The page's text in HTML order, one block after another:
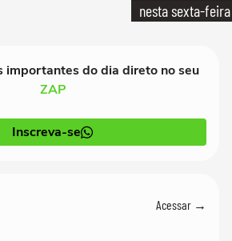
nesta sexta-feira
importantes do dia direto no seu
ZAP
Inscreva-se
Acessar →